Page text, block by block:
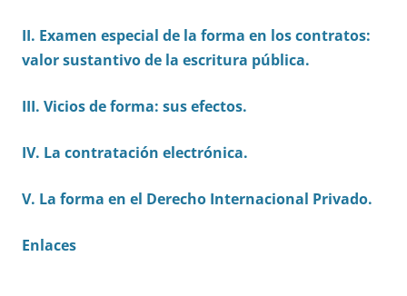
II. Examen especial de la forma en los contratos:
valor sustantivo de la escritura pública.
III. Vicios de forma: sus efectos.
IV. La contratación electrónica.
V. La forma en el Derecho Internacional Privado.
Enlaces